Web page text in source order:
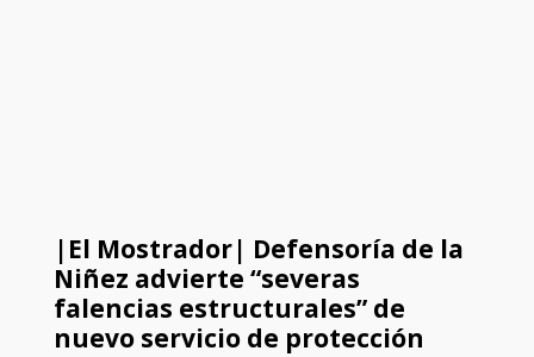
|El Mostrador| Defensoría de la
Niñez advierte “severas
falencias estructurales” de
nuevo servicio de protección